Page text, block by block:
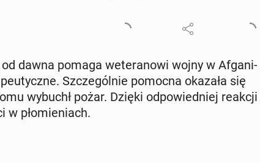
dawna pomaga we­te­ra­no­wi wojny w Afga­ni­
Szcze­gól­nie pomocna okazała się
wybuchł pożar. Dzięki od­po­wied­niej reakcji
w pło­mie­niach.